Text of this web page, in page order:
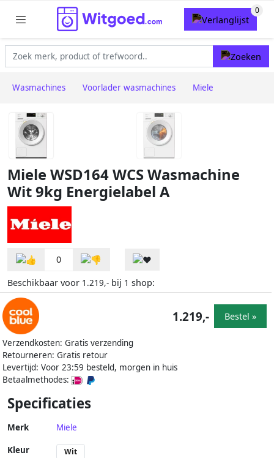
Wasmachines Voorlader wasmachines Miele
Miele WSD164 WCS Wasmachine
Wit 9kg Energielabel A
0
Beschikbaar voor 1.219,- bij 1 shop:
Verzendkosten: Gratis verzending
Retourneren: Gratis retour
Levertijd: Voor 23:59 besteld, morgen in huis
Betaalmethodes:
1.219,- Bestel »
Specificaties
Merk Miele
Kleur Wit